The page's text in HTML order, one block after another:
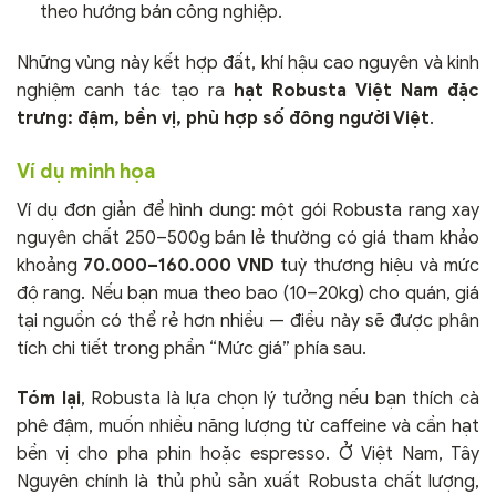
theo hướng bán công nghiệp.
Những vùng này kết hợp đất, khí hậu cao nguyên và kinh
nghiệm canh tác tạo ra hạt Robusta Việt Nam đặc
trưng: đậm, bền vị, phù hợp số đông người Việt.
Ví dụ minh họa
Ví dụ đơn giản để hình dung: một gói Robusta rang xay
nguyên chất 250–500g bán lẻ thường có giá tham khảo
khoảng 70.000–160.000 VND tuỳ thương hiệu và mức
độ rang. Nếu bạn mua theo bao (10–20kg) cho quán, giá
tại nguồn có thể rẻ hơn nhiều — điều này sẽ được phân
tích chi tiết trong phần “Mức giá” phía sau.
Tóm lại, Robusta là lựa chọn lý tưởng nếu bạn thích cà
phê đậm, muốn nhiều năng lượng từ caffeine và cần hạt
bền vị cho pha phin hoặc espresso. Ở Việt Nam, Tây
Nguyên chính là thủ phủ sản xuất Robusta chất lượng,